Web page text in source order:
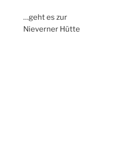
…geht es zur
Nieverner Hütte